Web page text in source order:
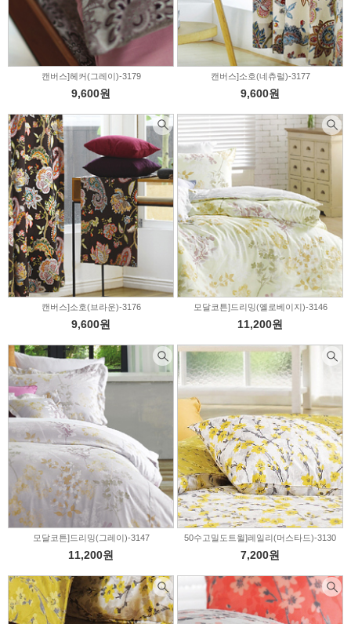
캔버스]헤커(그레이)-3179
9,600원
캔버스]소호(네츄럴)-3177
9,600원
캔버스]소호(브라운)-3176
9,600원
모달코튼]드리밍(옐로베이지)-3146
11,200원
모달코튼]드리밍(그레이)-3147
11,200원
50수고밀도트윌]레일리(머스타드)-3130
7,200원